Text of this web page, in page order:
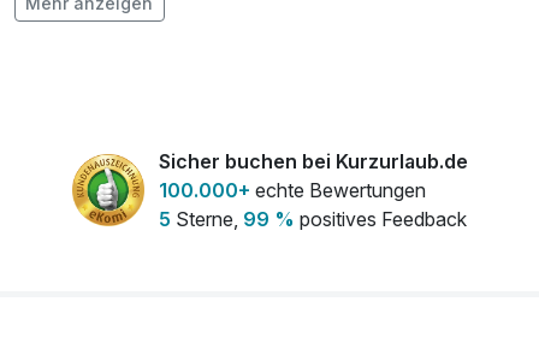
Eine Flasche Rotwein (Edition
Eine Flasche Weißwein (Edition
Wattenmeer)
Sicher buchen bei Kurzurlaub.de
100.000+ echte Bewertungen
5 Sterne, 99 % positives Feedback